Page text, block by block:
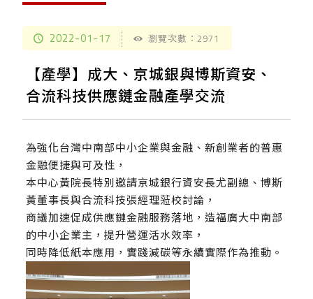
2022-01-17 瀏覽次數：2971
【產學】成大、京城銀與博斯資安、
合流科技供應鏈金融產學交流
為強化台灣中南部中小企業與金融、新創業者的普惠
金融便捷與可及性，
本中心黃院長特別邀請京城銀行資安長尤副總、博斯
黃董事長與合流科技張經理蒞校討論，
商議加速促成供應鏈金融服務落地，造福廣大中南部
的中小企業主，提升營運活水效率，
同時降低紙本應用，實踐減碳等永續實際作為推動。